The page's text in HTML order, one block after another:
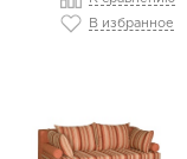
В избранное